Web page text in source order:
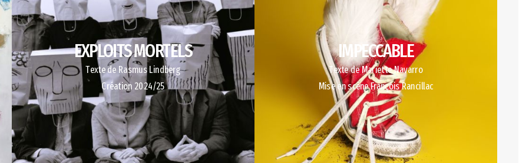
EXPLOITS MORTELS
Texte de Rasmus Lindberg
Création 2024/25
IMPECCABLE
Texte de Mariette Navarro
Mise en scène François Rancillac